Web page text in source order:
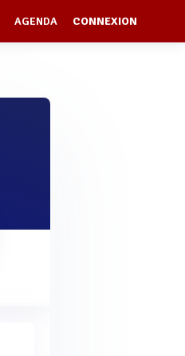
AGENDA CONNEXION